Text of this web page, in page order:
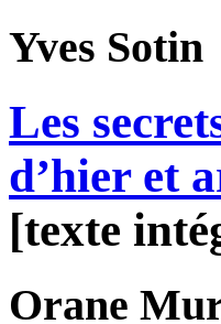
Yves Sotin
Les
d’hier et
[texte
Orane